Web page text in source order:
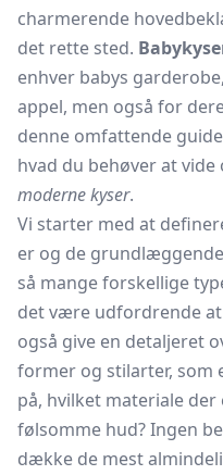
charmerende
det rette sted.
enhver babys
appel, men også for
denne omfattende
hvad du behøver at vide
moderne kyser.
Vi starter med at
er og de
så mange forskellige
det være udfordrende
også give en detaljeret
former og stilarter, som
på, hvilket materiale
følsomme hud? Ingen
dække de mest